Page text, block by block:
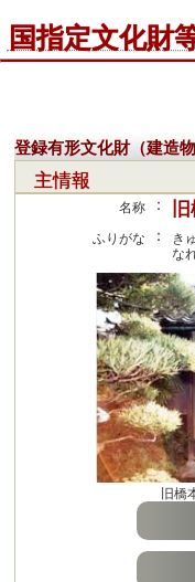
国指定文化財
登録有形文化財（建造物
主情報
名称 ：
ふりがな ：
き
な
旧橋